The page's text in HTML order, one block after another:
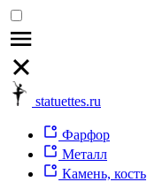
statuettes.ru
Фарфор
Металл
Камень, кость